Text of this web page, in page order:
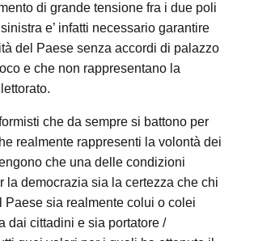
di grande tensione fra i due poli
e’ infatti necessario garantire
del Paese senza accordi di palazzo
e che non rappresentano la
che da sempre si battono per
realmente rappresenti la volontà dei
che una delle condizioni
la democrazia sia la certezza che chi
Paese sia realmente colui o colei
dai cittadini e sia portatore /